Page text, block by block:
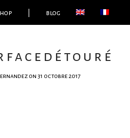
blog
on 31 octobre 2017